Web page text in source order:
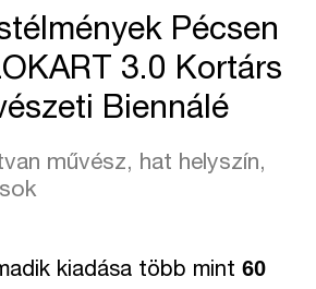
Pécsen
3.0 Kortárs
Biennálé
művész, hat helyszín,
kiadása több mint60